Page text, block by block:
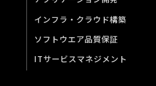
インフラ・クラウド構築
ソフトウエア品質保証
ITサービスマネジメント